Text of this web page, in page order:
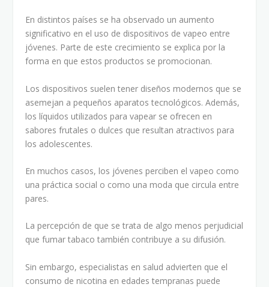
En distintos países se ha observado un aumento
significativo en el uso de dispositivos de vapeo entre
jóvenes. Parte de este crecimiento se explica por la
forma en que estos productos se promocionan.
Los dispositivos suelen tener diseños modernos que se
asemejan a pequeños aparatos tecnológicos. Además,
los líquidos utilizados para vapear se ofrecen en
sabores frutales o dulces que resultan atractivos para
los adolescentes.
En muchos casos, los jóvenes perciben el vapeo como
una práctica social o como una moda que circula entre
pares.
La percepción de que se trata de algo menos perjudicial
que fumar tabaco también contribuye a su difusión.
Sin embargo, especialistas en salud advierten que el
consumo de nicotina en edades tempranas puede